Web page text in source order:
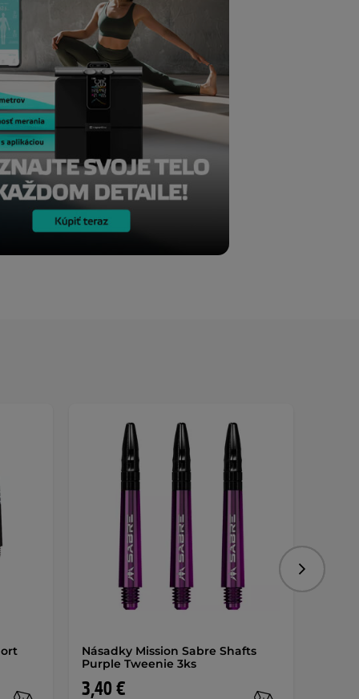
Násadky Mission Sabre Shafts
Purple Tweenie 3ks
3,40 €